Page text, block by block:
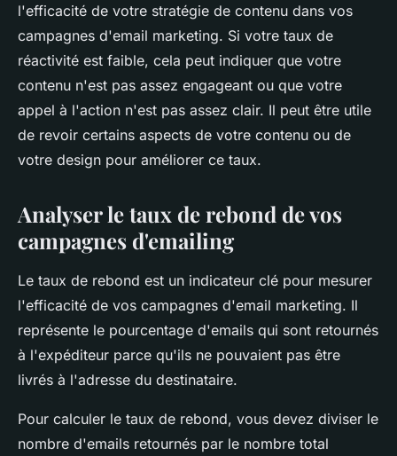
l'efficacité de votre stratégie de contenu dans vos
campagnes d'email marketing. Si votre taux de
réactivité est faible, cela peut indiquer que votre
contenu n'est pas assez engageant ou que votre
appel à l'action n'est pas assez clair. Il peut être utile
de revoir certains aspects de votre contenu ou de
votre design pour améliorer ce taux.
Analyser le taux de rebond de vos
campagnes d'emailing
Le taux de rebond est un indicateur clé pour mesurer
l'efficacité de vos campagnes d'email marketing. Il
représente le pourcentage d'emails qui sont retournés
à l'expéditeur parce qu'ils ne pouvaient pas être
livrés à l'adresse du destinataire.
Pour calculer le taux de rebond, vous devez diviser le
nombre d'emails retournés par le nombre total